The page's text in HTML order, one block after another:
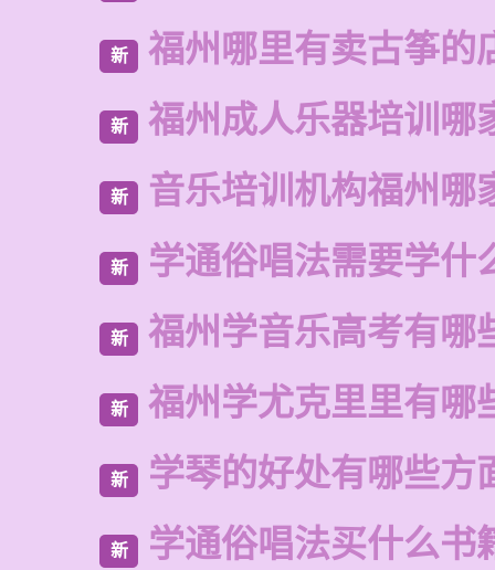
新 福州哪里有卖古筝的
新 福州成人乐器培训哪
新 音乐培训机构福州哪
新 学通俗唱法需要学什
新 福州学音乐高考有哪
新 福州学尤克里里有哪
新 学琴的好处有哪些方
新 学通俗唱法买什么书